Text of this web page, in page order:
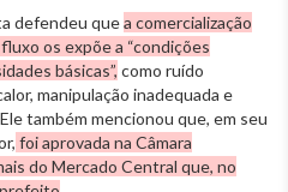
defendeu quea comercialização
os expõe a “condições
básicas”, como ruído
manipulação inadequada e
também mencionou que, em seu
foi aprovada na Câmara
do Mercado Central que, no